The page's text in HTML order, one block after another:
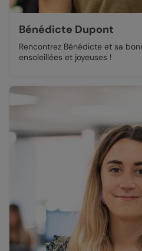
Bénédicte Dupont
Rencontrez Bénédicte et sa
ensoleillées et joyeuses !